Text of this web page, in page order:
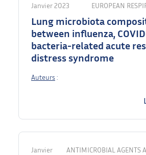
Janvier 2023 EUROPEAN
Lung microbiota
between influenza,
bacteria-related acute
distress syndrome
Auteurs :
Janvier
ANTIMICROBIAL AGENTS